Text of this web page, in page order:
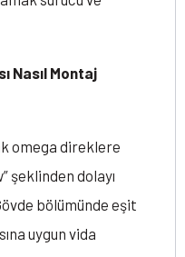
Nasıl Montaj
omega direklere
şeklinden dolayı
bölümünde eşit
uygun vida